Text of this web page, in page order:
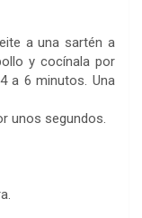
a una sartén a
y cocínala por
a 6 minutos. Una
unos segundos.